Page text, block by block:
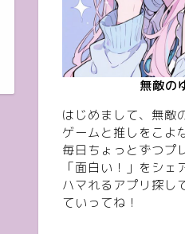
無敵の
はじめまして、無敵
ゲームと推しをこよ
毎日ちょっとずつプ
「面白い！」をシェ
ハマれるアプリ探し
ていってね！